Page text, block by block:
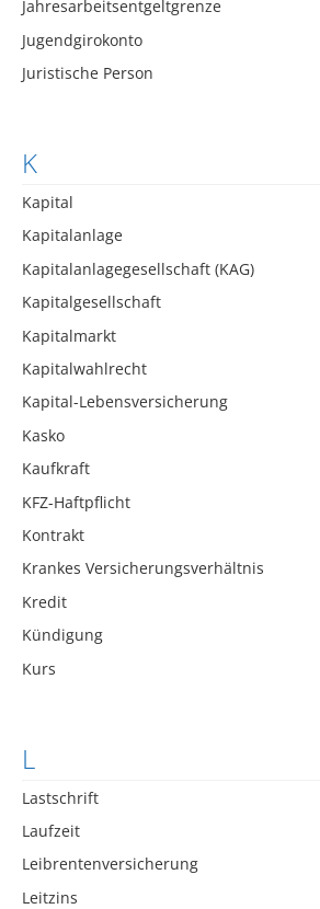
Jahresarbeitsentgeltgrenze
Jugendgirokonto
Juristische Person
K
Kapital
Kapitalanlage
Kapitalanlagegesellschaft (KAG)
Kapitalgesellschaft
Kapitalmarkt
Kapitalwahlrecht
Kapital-Lebensversicherung
Kasko
Kaufkraft
KFZ-Haftpflicht
Kontrakt
Krankes Versicherungsverhältnis
Kredit
Kündigung
Kurs
L
Lastschrift
Laufzeit
Leibrentenversicherung
Leitzins